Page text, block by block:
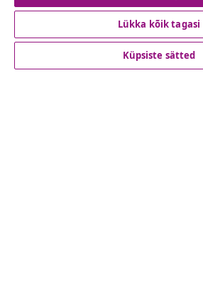
Klienditeenindus
Lükka kõik tagasi
Küpsiste sätted